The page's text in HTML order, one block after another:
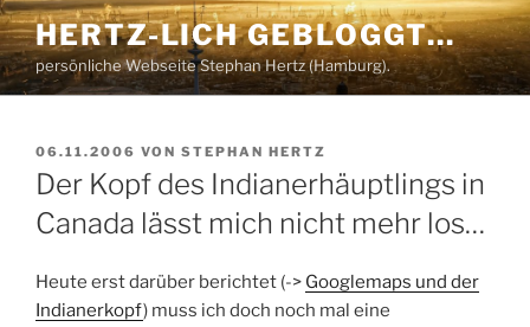
Zum
Inhalt
springen
HERTZ-LICH GEBLOGGT…
persönliche Webseite Stephan Hertz (Hamburg).
VERÖFFENTLICHT
AM
06.11.2006 VON STEPHAN HERTZ
Der Kopf des Indianerhäuptlings in
Canada lässt mich nicht mehr los…
Heute erst darüber berichtet (-> Googlemaps und der
Indianerkopf) muss ich doch noch mal eine